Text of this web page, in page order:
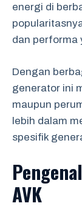
energi di
dan performa
Dengan
generator ini
maupun
lebih dalam
spesifik
AVK